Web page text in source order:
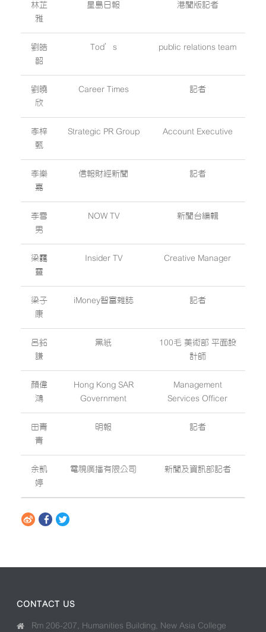
林芷
雅
星島日報 港聞版記者
劉皓
韶
Tod’s public relations team
劉曉
欣
Career Times 記者
李梓
甄
Strategic PR Group Account Executive
李樂
嘉
信報財經新聞 記者
李雪
男
NOW TV 新聞台編輯
梁靄
靈
Insider TV Creative Manager
梁子
康
iMoney智富雜誌 記者
呂銘
謙
黑紙
100毛 美術部 平面設
計師
顏偉
鴻
Hong Kong SAR
Government
Management
Services Officer
田青
青
明報 記者
余凱
婷
電視廣播有限公司 新聞及資訊部記者
CONTACT US
Rm 206-207, Humanities Building, New Asia College